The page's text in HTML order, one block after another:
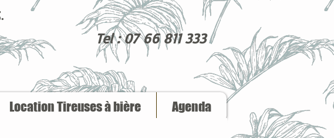
.
Tel : 07 66 811 333
Location Tireuses à bière Agenda